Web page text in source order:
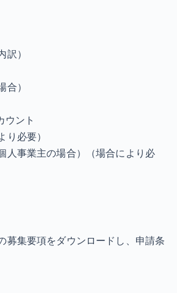
訳）
合）
ウント
り必要）
人事業主の場合）
（場合により必
募集要項をダウンロードし、申請条